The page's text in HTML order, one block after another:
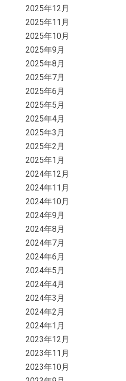
2025年12月
2025年11月
2025年10月
2025年9月
2025年8月
2025年7月
2025年6月
2025年5月
2025年4月
2025年3月
2025年2月
2025年1月
2024年12月
2024年11月
2024年10月
2024年9月
2024年8月
2024年7月
2024年6月
2024年5月
2024年4月
2024年3月
2024年2月
2024年1月
2023年12月
2023年11月
2023年10月